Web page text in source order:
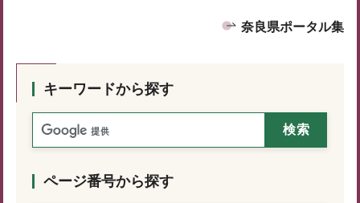
奈良県ポータル集
キーワードから探す
ページ番号から探す